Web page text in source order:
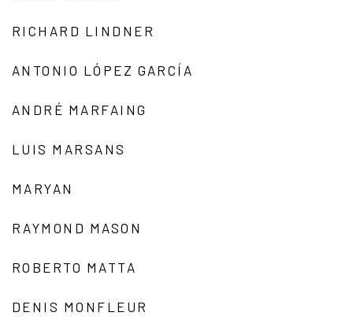
RICHARD LINDNER
ANTONIO LÓPEZ GARCÍA
ANDRÉ MARFAING
LUIS MARSANS
MARYAN
RAYMOND MASON
ROBERTO MATTA
DENIS MONFLEUR